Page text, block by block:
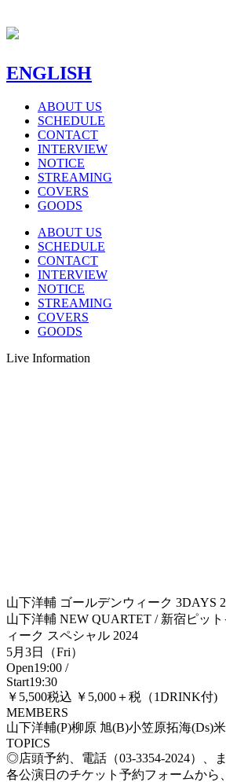
ENGLISH
ABOUT US
SCHEDULE
CONTACT
INTERVIEW
NOTICE
STREAMING
COVERS
GOODS
ABOUT US
SCHEDULE
CONTACT
INTERVIEW
NOTICE
STREAMING
COVERS
GOODS
Live Information
山下洋輔 ゴールデンウィーク 3DAYS
山下洋輔 NEW QUARTET / 新宿ピッ
ィーク スペシャル 2024
5月3日（Fri）
Open19:00 /
Start19:30
￥5,500税込 ￥5,000＋税（1DRINK付)
MEMBERS
山下洋輔(P)柳原 旭(B)小笠原拓海(Ds)
TOPICS
◎店頭予約、電話（03-3354-2024）、
各公演日のチケット予約フォームから